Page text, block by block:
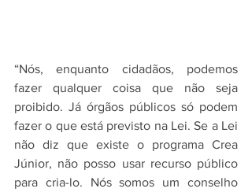
“Nós, enquanto cidadãos, podemos
fazer qualquer coisa que não seja
proibido. Já órgãos públicos só podem
fazer o que está previsto na Lei. Se a Lei
não diz que existe o programa Crea
Júnior, não posso usar recurso público
para cria-lo. Nós somos um conselho